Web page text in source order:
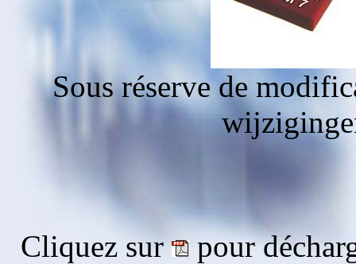
Sous réserve de
Cliquez sur pour